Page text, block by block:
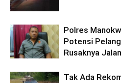
Polres
Potensi
Rusaknya
Tak Ada